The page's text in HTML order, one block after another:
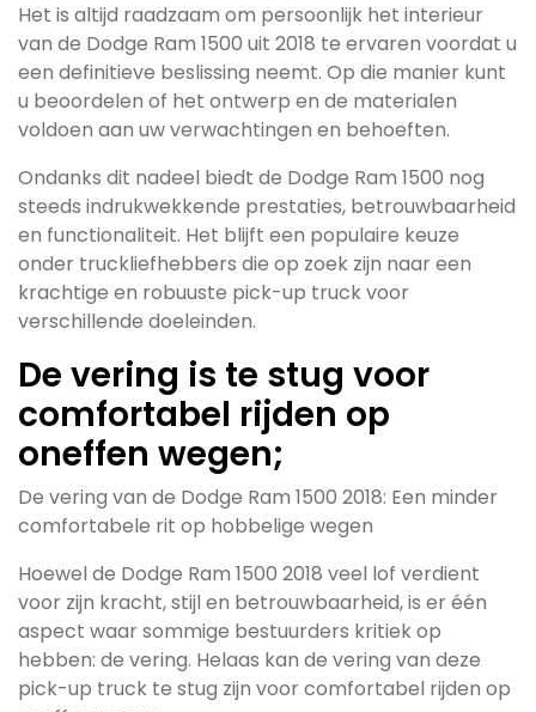
Het is altijd raadzaam om persoonlijk het interieur
van de Dodge Ram 1500 uit 2018 te ervaren voordat u
een definitieve beslissing neemt. Op die manier kunt
u beoordelen of het ontwerp en de materialen
voldoen aan uw verwachtingen en behoeften.
Ondanks dit nadeel biedt de Dodge Ram 1500 nog
steeds indrukwekkende prestaties, betrouwbaarheid
en functionaliteit. Het blijft een populaire keuze
onder truckliefhebbers die op zoek zijn naar een
krachtige en robuuste pick-up truck voor
verschillende doeleinden.
De vering is te stug voor
comfortabel rijden op
oneffen wegen;
De vering van de Dodge Ram 1500 2018: Een minder
comfortabele rit op hobbelige wegen
Hoewel de Dodge Ram 1500 2018 veel lof verdient
voor zijn kracht, stijl en betrouwbaarheid, is er één
aspect waar sommige bestuurders kritiek op
hebben: de vering. Helaas kan de vering van deze
pick-up truck te stug zijn voor comfortabel rijden op